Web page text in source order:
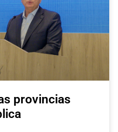
provincias